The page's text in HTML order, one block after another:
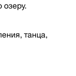
озеру.
танца,